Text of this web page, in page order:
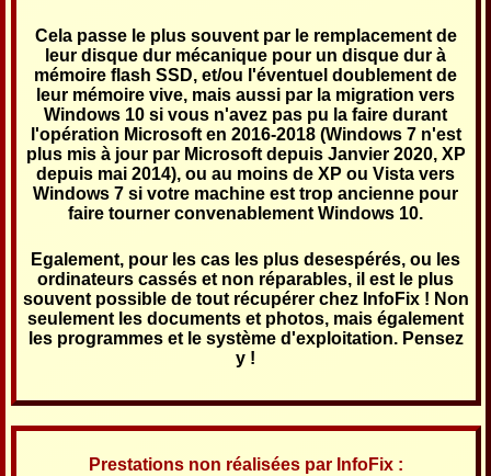
Cela passe le plus souvent par le remplacement de
leur disque dur mécanique pour un disque dur à
mémoire flash SSD, et/ou l'éventuel doublement de
leur mémoire vive, mais aussi par la migration vers
Windows 10 si vous n'avez pas pu la faire durant
l'opération Microsoft en 2016-2018 (Windows 7 n'est
plus mis à jour par Microsoft depuis Janvier 2020, XP
depuis mai 2014), ou au moins de XP ou Vista vers
Windows 7 si votre machine est trop ancienne pour
faire tourner convenablement Windows 10.
Egalement, pour les cas les plus desespérés, ou les
ordinateurs cassés et non réparables, il est le plus
souvent possible de tout récupérer chez InfoFix ! Non
seulement les documents et photos, mais également
les programmes et le système d'exploitation. Pensez
y !
Prestations non réalisées par InfoFix :